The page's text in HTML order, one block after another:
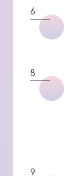
6
8
9